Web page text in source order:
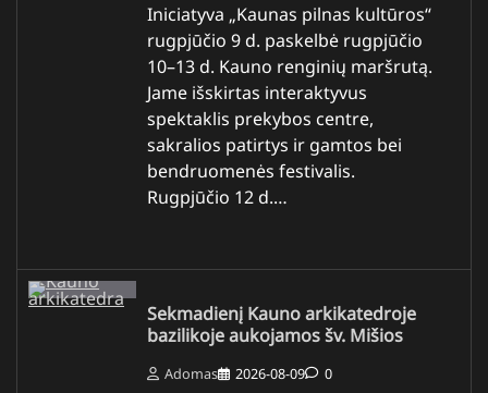
Iniciatyva „Kaunas pilnas kultūros“
rugpjūčio 9 d. paskelbė rugpjūčio
10–13 d. Kauno renginių maršrutą.
Jame išskirtas interaktyvus
spektaklis prekybos centre,
sakralios patirtys ir gamtos bei
bendruomenės festivalis.
Rugpjūčio 12 d.…
Sekmadienį Kauno arkikatedroje
bazilikoje aukojamos šv. Mišios
Adomas 2026-08-09 0